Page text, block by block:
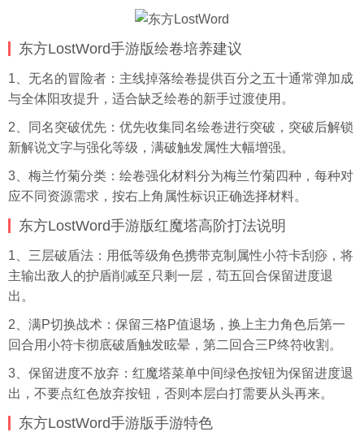
东方LostWord手游版绘卷培养建议
1、无名的冒险者：主线掉落绘卷提供百分之五十通常弹加成
与全体阳攻提升，适合缺乏绘卷的新手过渡使用。
2、同名突破优先：优先收集同名绘卷进行突破，突破后解锁
新解说文字与强化等级，满破触发属性大幅增强。
3、梅兰竹菊分类：绘卷强化材料分为梅兰竹菊四种，每种对
应不同资源需求，按右上角属性标识正确选择材料。
东方LostWord手游版红魔塔高阶打法说明
1、三层破盾法：用低等级角色携带克制属性小符卡刮痧，将
主输出敌人的护盾削减至只剩一层，苟五回合保留进度退
出。
2、满P切换战术：保留三格P值退场，换上主力角色后第一
回合用小符卡彻底破盾触发眩晕，第二回合三P终符收割。
3、保留进度不放弃：红魔塔菜单中间绿色按钮为保留进度退
出，不要点红色放弃按钮，否则本层白打需要从头再来。
东方LostWord手游版手游特色